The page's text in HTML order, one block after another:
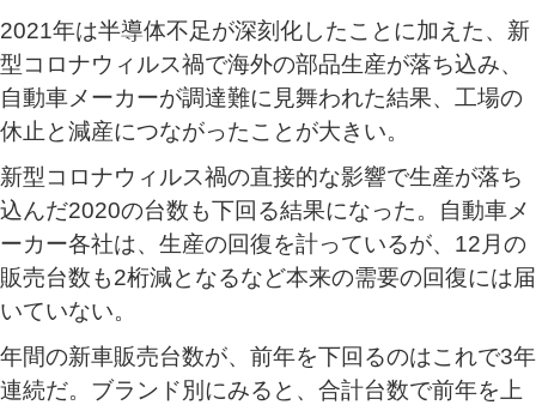
2021年は半導体不足が深刻化したことに加えた、新
型コロナウィルス禍で海外の部品生産が落ち込み、
自動車メーカーが調達難に見舞われた結果、工場の
休止と減産につながったことが大きい。
新型コロナウィルス禍の直接的な影響で生産が落ち
込んだ2020の台数も下回る結果になった。自動車メ
ーカー各社は、生産の回復を計っているが、12月の
販売台数も2桁減となるなど本来の需要の回復には届
いていない。
年間の新車販売台数が、前年を下回るのはこれで3年
連続だ。ブランド別にみると、合計台数で前年を上